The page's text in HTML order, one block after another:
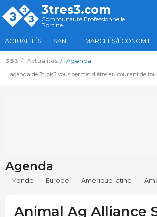
3tres3.com
Communauté Professionnelle
Porcine
ACTUALITÉS SANTÉ MARCHÉS/ÉCONOMIE
333 Actualités Agenda
L'agenda de 3trois3 vous permet d'être au courant de
Agenda
Monde Europe Amérique latine
Animal Ag Alliance